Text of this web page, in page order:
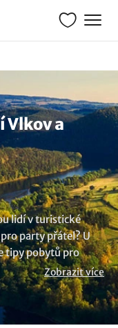
Vlkov a
lidí v turistické
party přátel? U
tipy pobytů pro
a více osob. Můžete
stylových
Užijte si společné
kompletní
Zobrazit více